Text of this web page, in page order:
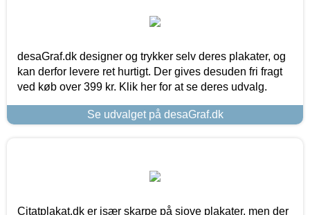
desaGraf.dk designer og trykker selv deres plakater, og
kan derfor levere ret hurtigt. Der gives desuden fri fragt
ved køb over 399 kr. Klik her for at se deres udvalg.
Se udvalget på desaGraf.dk
Citatplakat.dk er især skarpe på sjove plakater, men der